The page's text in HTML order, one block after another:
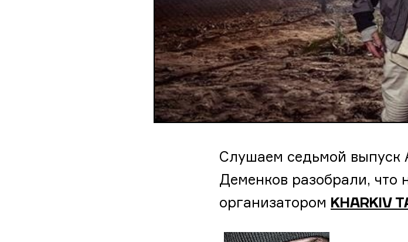
Слушаем седьмой выпуск
Деменков разобрали, что
организатором KHARKIV